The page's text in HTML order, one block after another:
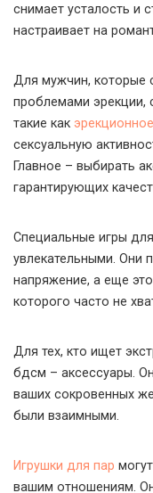
снимает усталость и
настраивает на
Для мужчин, которые
проблемами эрекции,
такие как
сексуальную
Главное – выбирать
гарантирующих
Специальные игры
увлекательными. Они
напряжение, а еще
которого часто не
Для тех, кто ищет
бдсм – аксессуары.
ваших сокровенных
были взаимными.
Игрушки для пар
вашим отношениям.